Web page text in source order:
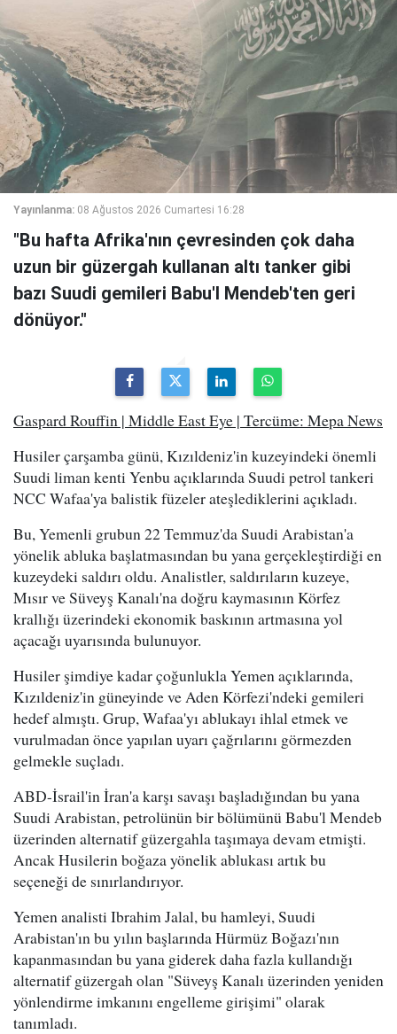
Yayınlanma: 08 Ağustos 2026 Cumartesi 16:28
"Bu hafta Afrika'nın çevresinden çok daha
uzun bir güzergah kullanan altı tanker gibi
bazı Suudi gemileri Babu'l Mendeb'ten geri
dönüyor."
Gaspard Rouffin | Middle East Eye | Tercüme: Mepa News
Husiler çarşamba günü, Kızıldeniz'in kuzeyindeki önemli
Suudi liman kenti Yenbu açıklarında Suudi petrol tankeri
NCC Wafaa'ya balistik füzeler ateşlediklerini açıkladı.
Bu, Yemenli grubun 22 Temmuz'da Suudi Arabistan'a
yönelik abluka başlatmasından bu yana gerçekleştirdiği en
kuzeydeki saldırı oldu. Analistler, saldırıların kuzeye,
Mısır ve Süveyş Kanalı'na doğru kaymasının Körfez
krallığı üzerindeki ekonomik baskının artmasına yol
açacağı uyarısında bulunuyor.
Husiler şimdiye kadar çoğunlukla Yemen açıklarında,
Kızıldeniz'in güneyinde ve Aden Körfezi'ndeki gemileri
hedef almıştı. Grup, Wafaa'yı ablukayı ihlal etmek ve
vurulmadan önce yapılan uyarı çağrılarını görmezden
gelmekle suçladı.
ABD-İsrail'in İran'a karşı savaşı başladığından bu yana
Suudi Arabistan, petrolünün bir bölümünü Babu'l Mendeb
üzerinden alternatif güzergahla taşımaya devam etmişti.
Ancak Husilerin boğaza yönelik ablukası artık bu
seçeneği de sınırlandırıyor.
Yemen analisti Ibrahim Jalal, bu hamleyi, Suudi
Arabistan'ın bu yılın başlarında Hürmüz Boğazı'nın
kapanmasından bu yana giderek daha fazla kullandığı
alternatif güzergah olan "Süveyş Kanalı üzerinden yeniden
yönlendirme imkanını engelleme girişimi" olarak
tanımladı.